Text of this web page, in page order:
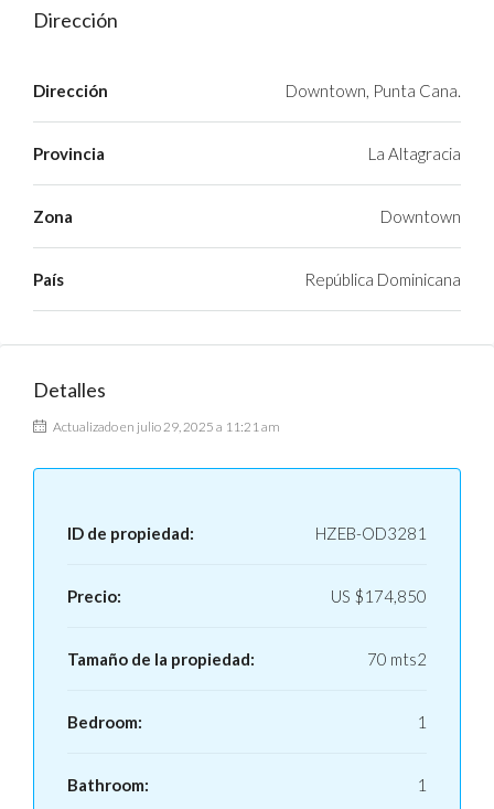
Dirección
Dirección Downtown, Punta Cana.
Provincia La Altagracia
Zona Downtown
País República Dominicana
Detalles
Actualizado en julio 29, 2025 a 11:21 am
ID de propiedad: HZEB-OD3281
Precio: US $174,850
Tamaño de la propiedad: 70 mts2
Bedroom: 1
Bathroom: 1